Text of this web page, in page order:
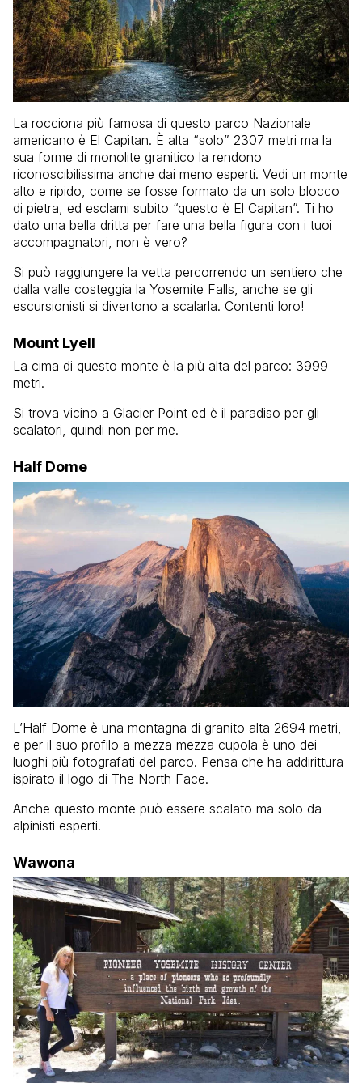
La rocciona più famosa di questo parco Nazionale
americano è El Capitan. È alta “solo” 2307 metri ma la
sua forme di monolite granitico la rendono
riconoscibilissima anche dai meno esperti. Vedi un monte
alto e ripido, come se fosse formato da un solo blocco
di pietra, ed esclami subito “questo è El Capitan”. Ti ho
dato una bella dritta per fare una bella figura con i tuoi
accompagnatori, non è vero?
Si può raggiungere la vetta percorrendo un sentiero che
dalla valle costeggia la Yosemite Falls, anche se gli
escursionisti si divertono a scalarla. Contenti loro!
Mount Lyell
La cima di questo monte è la più alta del parco: 3999
metri.
Si trova vicino a Glacier Point ed è il paradiso per gli
scalatori, quindi non per me.
Half Dome
L’Half Dome è una montagna di granito alta 2694 metri,
e per il suo profilo a mezza mezza cupola è uno dei
luoghi più fotografati del parco. Pensa che ha addirittura
ispirato il logo di The North Face.
Anche questo monte può essere scalato ma solo da
alpinisti esperti.
Wawona